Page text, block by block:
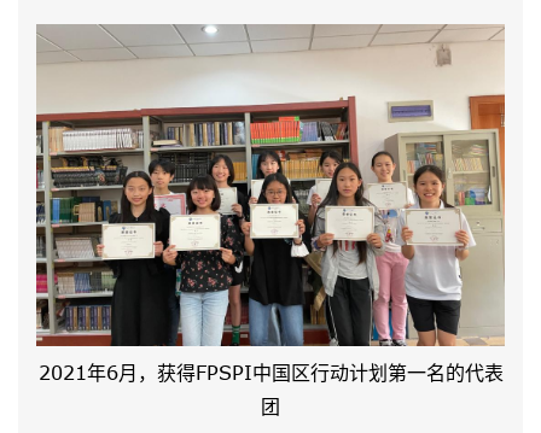
2021年6月，获得FPSPI中国区行动计划第一名的代表
团